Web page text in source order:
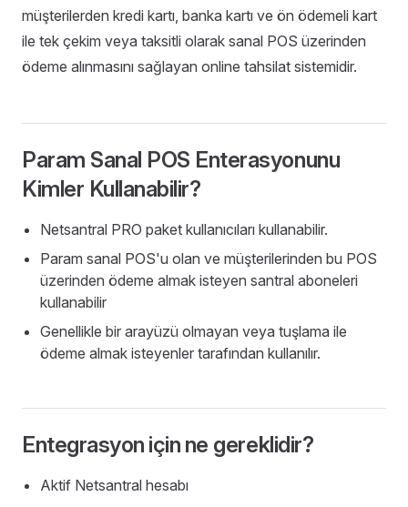
müşterilerden kredi kartı, banka kartı ve ön ödemeli kart
ile tek çekim veya taksitli olarak sanal POS üzerinden
ödeme alınmasını sağlayan online tahsilat sistemidir.
Param Sanal POS Enterasyonunu
Kimler Kullanabilir?
Netsantral PRO paket kullanıcıları kullanabilir.
Param sanal POS'u olan ve müşterilerinden bu POS
üzerinden ödeme almak isteyen santral aboneleri
kullanabilir
Genellikle bir arayüzü olmayan veya tuşlama ile
ödeme almak isteyenler tarafından kullanılır.
Entegrasyon için ne gereklidir?
Aktif Netsantral hesabı